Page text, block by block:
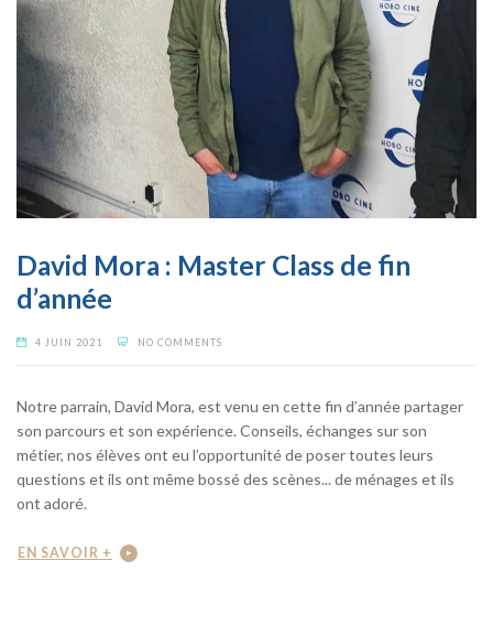
David Mora : Master Class de fin
d’année
4 JUIN 2021 NO COMMENTS
Notre parrain, David Mora, est venu en cette fin d’année partager
son parcours et son expérience. Conseils, échanges sur son
métier, nos élèves ont eu l’opportunité de poser toutes leurs
questions et ils ont même bossé des scènes... de ménages et ils
ont adoré.
EN SAVOIR +